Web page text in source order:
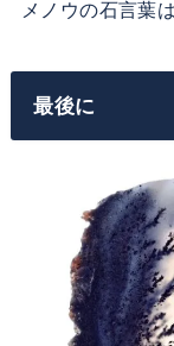
メノウの石言葉
最後に